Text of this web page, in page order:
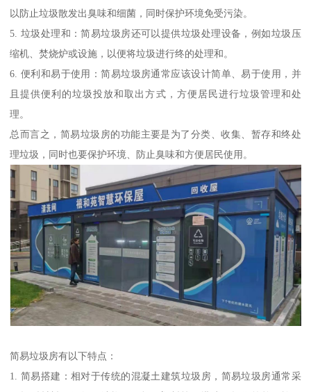
以防止垃圾散发出臭味和细菌，同时保护环境免受污染。
5. 垃圾处理和：简易垃圾房还可以提供垃圾处理设备，例如垃圾压
缩机、焚烧炉或设施，以便将垃圾进行终的处理和。
6. 便利和易于使用：简易垃圾房通常应该设计简单、易于使用，并
且提供便利的垃圾投放和取出方式，方便居民进行垃圾管理和处
理。
总而言之，简易垃圾房的功能主要是为了分类、收集、暂存和终处
理垃圾，同时也要保护环境、防止臭味和方便居民使用。
简易垃圾房有以下特点：
1. 简易搭建：相对于传统的混凝土建筑垃圾房，简易垃圾房通常采